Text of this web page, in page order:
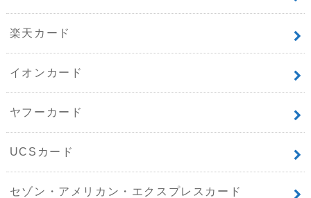
楽天カード
イオンカード
ヤフーカード
UCSカード
セゾン・アメリカン・エクスプレスカード